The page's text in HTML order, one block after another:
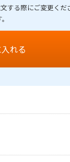
する際にご変更くだ
れる